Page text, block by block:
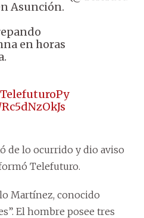
Asunción.
en horas
de lo ocurrido y dio aviso
Telefuturo.
Martínez, conocido
El hombre posee tres